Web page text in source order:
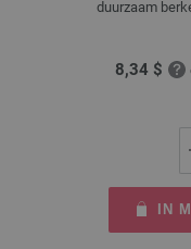
duurzaam
8,34 $
IN